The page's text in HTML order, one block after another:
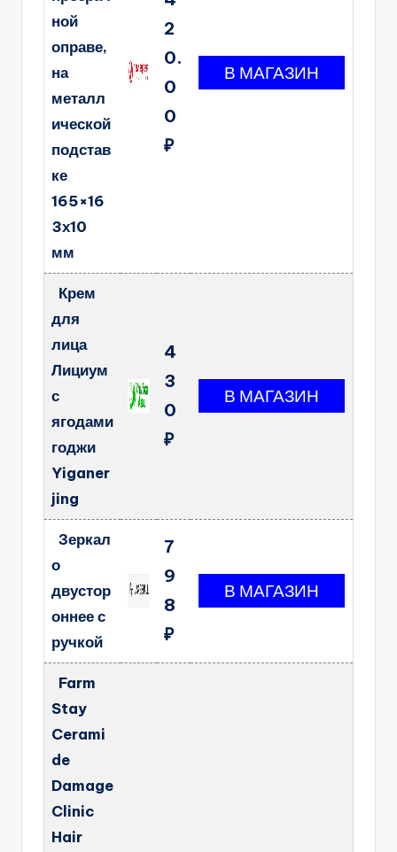
ной
оправе,
на
металл
ической
подстав
ке
165×16
3х10
мм
2
0.
0
0
₽
Крем
для
лица
Лициум
с
ягодами
годжи
Yiganer
jing
4
3
0
₽
Зеркал
о
двустор
оннее с
ручкой
7
9
8
₽
Farm
Stay
Cerami
de
Damage
Clinic
Hair